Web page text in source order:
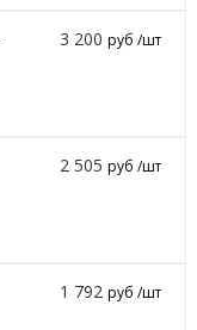
3 200руб /шт
2 505руб /шт
1 792руб /шт